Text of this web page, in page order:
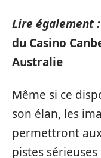
Lire également :
du Casino
Australie
Même si ce
son élan, les
permettront aux
pistes